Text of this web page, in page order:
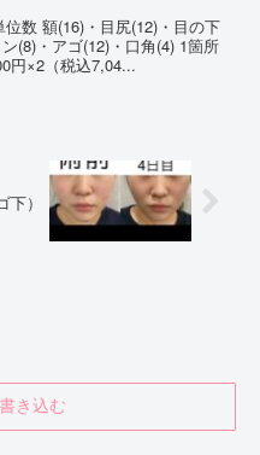
数 額(16)・目尻(12)・目の下
(8)・アゴ(12)・口角(4) 1箇所
円×2（税込7,04...
）
き込む